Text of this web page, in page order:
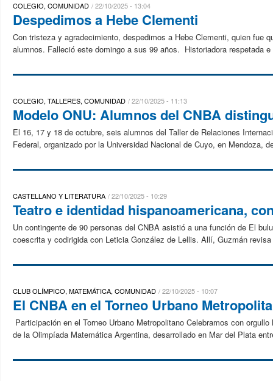
COLEGIO, COMUNIDAD 22/10/2025 - 13:04
Despedimos a Hebe Clementi
Con tristeza y agradecimiento, despedimos a Hebe Clementi, quien fue
alumnos. Falleció este domingo a sus 99 años. Historiadora respetada
COLEGIO, TALLERES, COMUNIDAD 22/10/2025 - 11:13
Modelo ONU: Alumnos del CNBA
El 16, 17 y 18 de octubre, seis alumnos del Taller de Relaciones
Federal, organizado por la Universidad Nacional de Cuyo, en Mendoza,
CASTELLANO Y LITERATURA 22/10/2025 - 10:29
Teatro e identidad hispanoamericana,
Un contingente de 90 personas del CNBA asistió a una función de El
coescrita y codirigida con Leticia González de Lellis. Allí, Guzmán
CLUB OLÍMPICO, MATEMÁTICA, COMUNIDAD 22/10/2025 - 10:07
El CNBA en el Torneo Urbano
Participación en el Torneo Urbano Metropolitano Celebramos con
de la Olimpíada Matemática Argentina, desarrollado en Mar del Plata